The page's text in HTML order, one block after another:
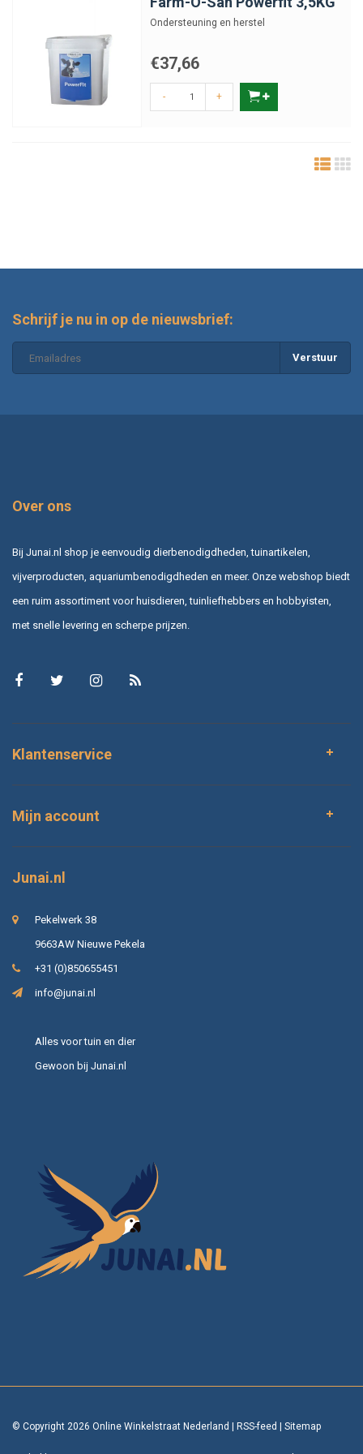
Ondersteuning en herstel
€37,66
- +
Schrijf je nu in op de nieuwsbrief:
Verstuur
Over ons
Bij Junai.nl shop je eenvoudig dierbenodigdheden, tuinartikelen,
vijverproducten, aquariumbenodigdheden en meer. Onze webshop biedt
een ruim assortiment voor huisdieren, tuinliefhebbers en hobbyisten,
met snelle levering en scherpe prijzen.
Klantenservice
Mijn account
Junai.nl
Pekelwerk 38
9663AW Nieuwe Pekela
+31 (0)850655451
info@junai.nl
Alles voor tuin en dier
Gewoon bij Junai.nl
© Copyright 2026 Online Winkelstraat Nederland RSS-feed Sitemap